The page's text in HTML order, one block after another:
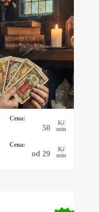
Cena:
50
Kč
min
Cena:
od 29
Kč
min
výklad snů,
věštby.
tím se zabývám
plynně
domluvím se
vám to, co
tím nemažu.